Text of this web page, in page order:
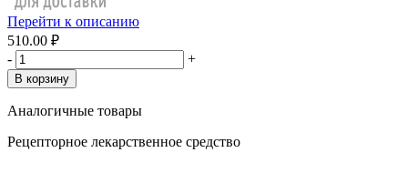
Перейти к описанию
510.00 ₽
-
+
В корзину
Аналогичные товары
Рецепторное лекарственное средство